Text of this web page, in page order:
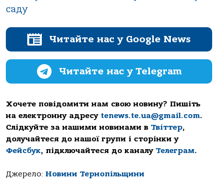
саду
Читайте нас у Google News
Читайте нас у Telegram
Хочете повідомити нам свою новину? Пишіть
на електронну адресу tenews.te.ua@gmail.com.
Слідкуйте за нашими новинами в Твіттер,
долучайтеся до нашої групи і сторінки у
Фейсбук, підключайтеся до каналу Телеграм.
Джерело: Новини Тернопільщини